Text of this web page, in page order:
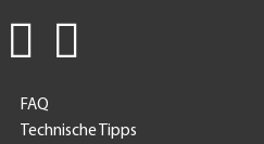
FAQ
Technische Tipps